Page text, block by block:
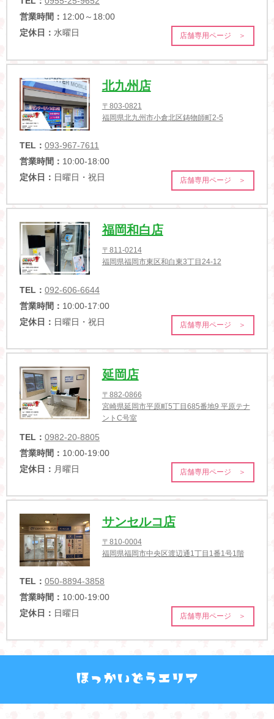
営業時間： 12:00～18:00
定休日： 水曜日 店舗専用ページ ＞
北九州店
〒803-0821
福岡県北九州市小倉北区鋳物師町2-5
TEL： 093-967-7611
営業時間： 10:00-18:00
定休日： 日曜日・祝日 店舗専用ページ ＞
福岡和白店
〒811-0214
福岡県福岡市東区和白東3丁目24-12
TEL： 092-606-6644
営業時間： 10:00-17:00
定休日： 日曜日・祝日 店舗専用ページ ＞
延岡店
〒882-0866
宮崎県延岡市平原町5丁目685番地9 平原テナ
ントC号室
TEL： 0982-20-8805
営業時間： 10:00-19:00
定休日： 月曜日 店舗専用ページ ＞
サンセルコ店
〒810-0004
福岡県福岡市中央区渡辺通1丁目1番1号1階
TEL： 050-8894-3858
営業時間： 10:00-19:00
定休日： 日曜日 店舗専用ページ ＞